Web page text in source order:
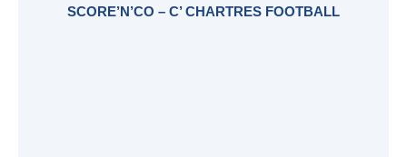
SCORE’N’CO – C’ CHARTRES FOOTBALL